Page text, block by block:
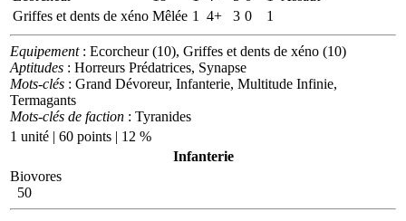
Griffes et dents de xéno Mêlée 1 4+ 3 0 1
Equipement: Ecorcheur (10), Griffes et dents de xéno (10)
Aptitudes : Horreurs Prédatrices, Synapse
Mots-clés : Grand Dévoreur, Infanterie, Multitude Infinie,
Termagants
Mots-clés de faction : Tyranides
1 unité | 60 points | 12 %
Infanterie
Biovores
50